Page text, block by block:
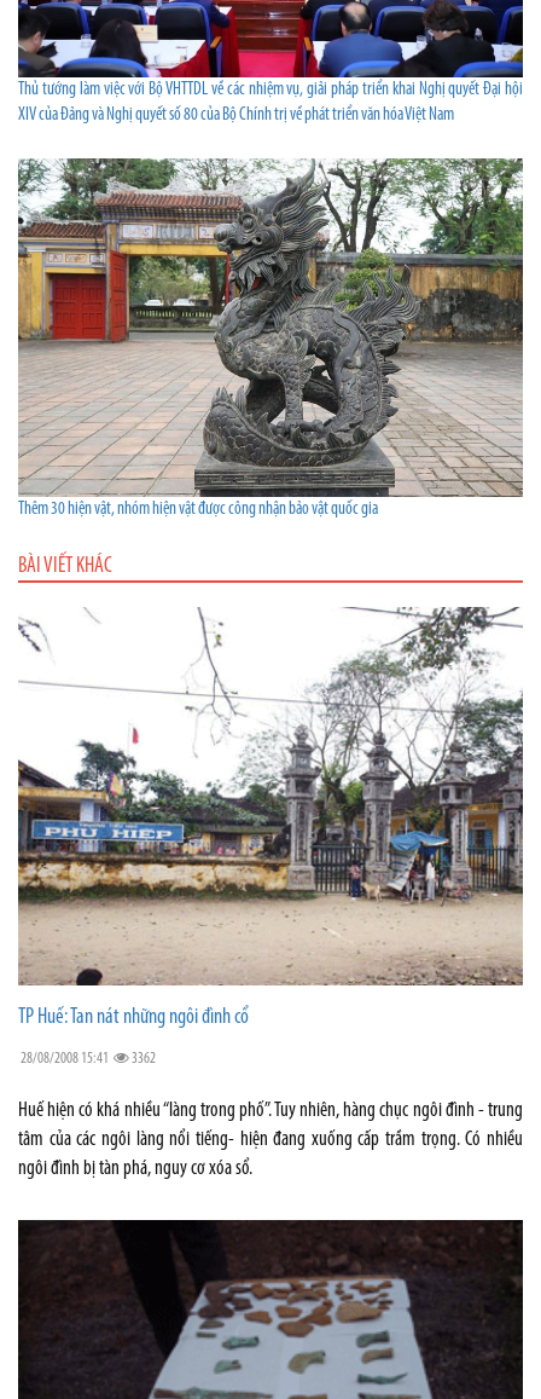
Thủ tướng làm việc với Bộ VHTTDL về các nhiệm vụ, giải pháp triển khai Nghị quyết Đại hội
XIV của Đảng và Nghị quyết số 80 của Bộ Chính trị về phát triển văn hóa Việt Nam
Thêm 30 hiện vật, nhóm hiện vật được công nhận bảo vật quốc gia
BÀI VIẾT KHÁC
TP Huế: Tan nát những ngôi đình cổ
28/08/2008 15:41 3362
Huế hiện có khá nhiều “làng trong phố”. Tuy nhiên, hàng chục ngôi đình - trung
tâm của các ngôi làng nổi tiếng- hiện đang xuống cấp trầm trọng. Có nhiều
ngôi đình bị tàn phá, nguy cơ xóa sổ.